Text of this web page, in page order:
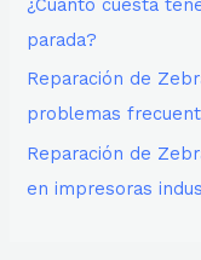
¿Cuánto cuesta
parada?
Reparación de
problemas
Reparación de
en impresoras